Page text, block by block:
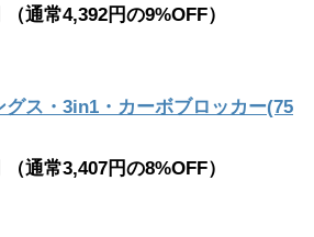
通常4,392円の9%OFF）
グス・3in1・カーボブロッカー(75
通常3,407円の8%OFF）